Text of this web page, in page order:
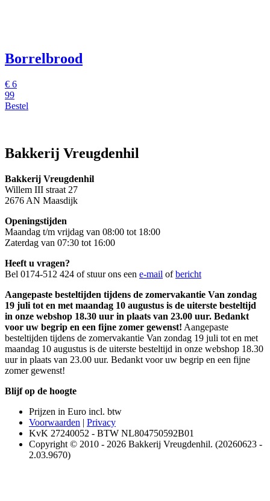
Borrelbrood
€ 6
99
Bestel
Bakkerij Vreugdenhil
Bakkerij Vreugdenhil
Willem III straat 27
2676 AN Maasdijk
Openingstijden
Maandag t/m vrijdag van 08:00 tot 18:00
Zaterdag van 07:30 tot 16:00
Heeft u vragen?
Bel 0174-512 424 of stuur ons een e-mail ofbericht
Aangepaste besteltijden tijdens de zomervakantie Van zondag
19 juli tot en met maandag 10 augustus is de uiterste besteltijd
in onze webshop 18.30 uur in plaats van 23.00 uur. Bedankt
voor uw begrip en een fijne zomer gewenst! Aangepaste
besteltijden tijdens de zomervakantie Van zondag 19 juli tot en met
maandag 10 augustus is de uiterste besteltijd in onze webshop 18.30
uur in plaats van 23.00 uur. Bedankt voor uw begrip en een fijne
zomer gewenst!
Blijf op de hoogte
Prijzen in Euro incl. btw
Voorwaarden | Privacy
KvK 27240052 - BTW NL804750592B01
Copyright © 2010 - 2026 Bakkerij Vreugdenhil. (20260623 -
2.03.9670)